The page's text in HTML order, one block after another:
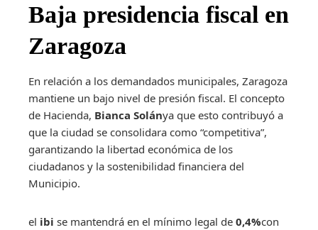
Baja presidencia fiscal en
Zaragoza
En relación a los demandados municipales, Zaragoza
mantiene un bajo nivel de presión fiscal. El concepto
de Hacienda, Bianca Solánya que esto contribuyó a
que la ciudad se consolidara como “competitiva”,
garantizando la libertad económica de los
ciudadanos y la sostenibilidad financiera del
Municipio.
el ibi se mantendrá en el mínimo legal de 0,4%con